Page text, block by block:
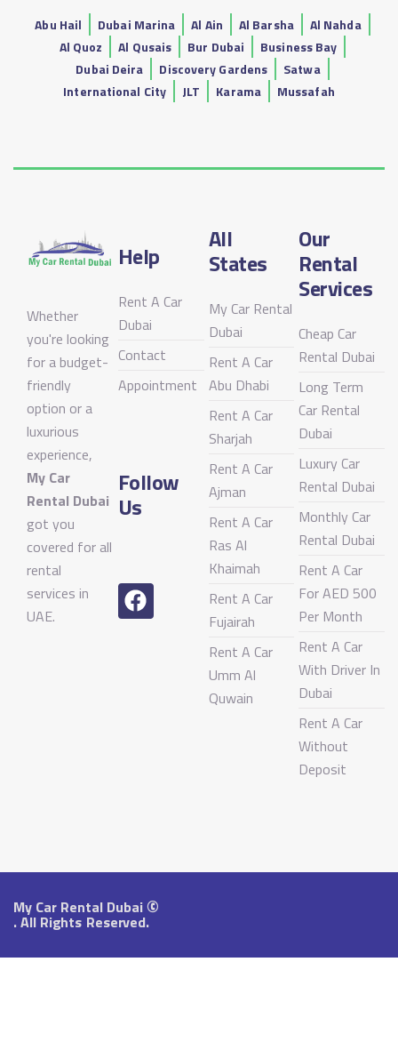
Abu Hail Dubai Marina Al Ain Al Barsha
Al Nahda
Al Quoz
Al Qusais Bur Dubai
Business Bay
Dubai Deira
Discovery Gardens
Satwa
International City
JLT Karama Mussafah
Whether
you're looking
for a budget-
friendly
option or a
luxurious
experience,
My Car
Rental Dubai
got you
covered for all
rental
services in
UAE.
Help
Rent A Car
Dubai
Contact
Appointment
Follow
Us
All
States
My Car Rental
Dubai
Rent A Car
Abu Dhabi
Rent A Car
Sharjah
Rent A Car
Ajman
Rent A Car
Ras Al
Khaimah
Rent A Car
Fujairah
Rent A Car
Umm Al
Quwain
Our
Rental
Services
Cheap Car
Rental Dubai
Long Term
Car Rental
Dubai
Luxury Car
Rental Dubai
Monthly Car
Rental Dubai
Rent A Car
For AED 500
Per Month
Rent A Car
With Driver In
Dubai
Rent A Car
Without
Deposit
My Car Rental Dubai©
. All Rights Reserved.